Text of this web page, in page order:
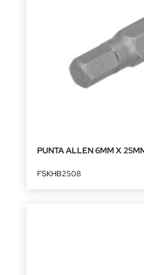
PUNTA ALLEN 6MM X
FSKHB2508